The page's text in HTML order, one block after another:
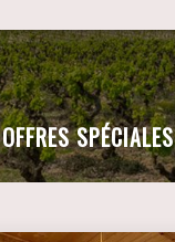
OFFRES SPÉCIALES